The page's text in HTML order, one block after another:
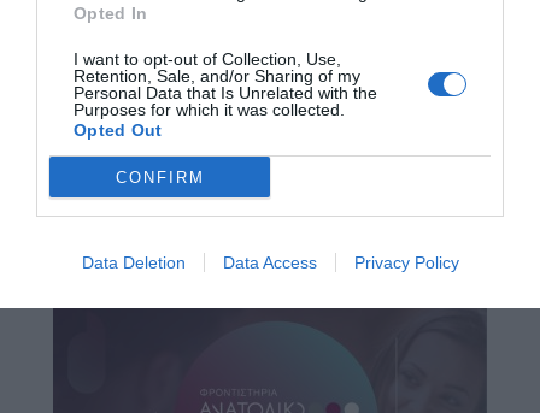
Opted In
I want to opt-out of Collection, Use,
Retention, Sale, and/or Sharing of my
Personal Data that Is Unrelated with the
Purposes for which it was collected.
Opted Out
CONFIRM
Data Deletion Data Access Privacy Policy